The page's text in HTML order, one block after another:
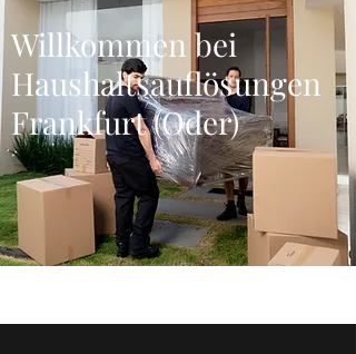
Willkommen bei
Haushaltsauflösungen
Frankfurt (Oder)